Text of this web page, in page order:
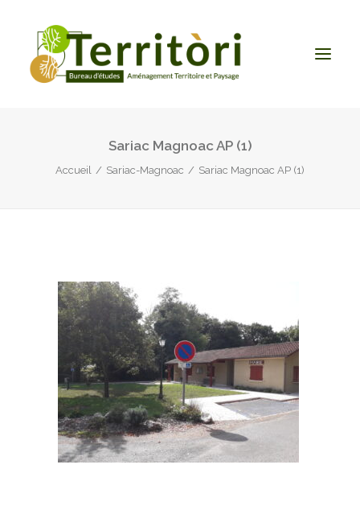
LE BUREAU
Sariac Magnoac AP (1)
Accueil Sariac-Magnoac Sariac Magnoac AP (1)